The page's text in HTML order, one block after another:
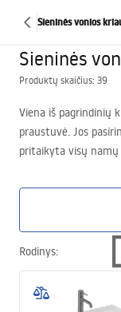
Sieninės vonios
Sieninės
Produktų skaičius: 39
Viena iš pagrindinių
praustuvė. Jos
pritaikyta visų
dizainerių apdaila.
sieniniais
voniai.
Rodinys: